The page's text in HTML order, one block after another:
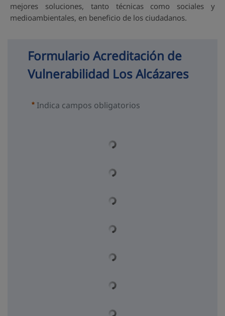
mejores soluciones, tanto técnicas como sociales y
medioambientales, en beneficio de los ciudadanos.
Formulario Acreditación de
Vulnerabilidad Los Alcázares
Indica campos obligatorios